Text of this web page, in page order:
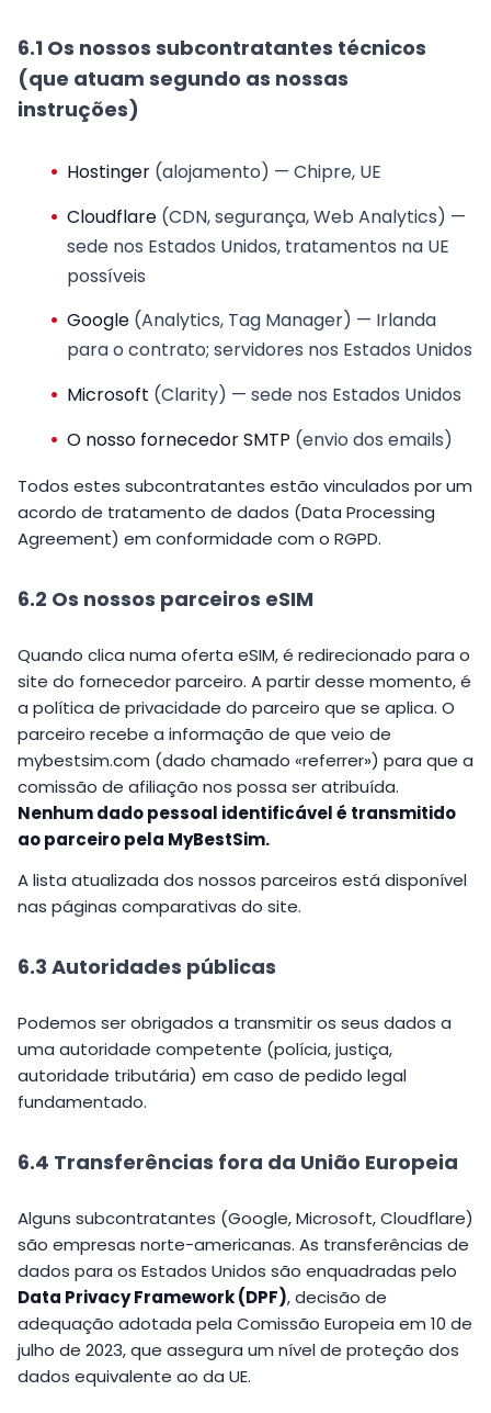
6.1 Os nossos subcontratantes técnicos
(que atuam segundo as nossas
instruções)
Hostinger (alojamento) — Chipre, UE
Cloudflare (CDN, segurança, Web Analytics) —
sede nos Estados Unidos, tratamentos na UE
possíveis
Google (Analytics, Tag Manager) — Irlanda
para o contrato; servidores nos Estados Unidos
Microsoft (Clarity) — sede nos Estados Unidos
O nosso fornecedor SMTP (envio dos emails)
Todos estes subcontratantes estão vinculados por um
acordo de tratamento de dados (Data Processing
Agreement) em conformidade com o RGPD.
6.2 Os nossos parceiros eSIM
Quando clica numa oferta eSIM, é redirecionado para o
site do fornecedor parceiro. A partir desse momento, é
a política de privacidade do parceiro que se aplica. O
parceiro recebe a informação de que veio de
mybestsim.com (dado chamado «referrer») para que a
comissão de afiliação nos possa ser atribuída.
Nenhum dado pessoal identificável é transmitido
ao parceiro pela MyBestSim.
A lista atualizada dos nossos parceiros está disponível
nas páginas comparativas do site.
6.3 Autoridades públicas
Podemos ser obrigados a transmitir os seus dados a
uma autoridade competente (polícia, justiça,
autoridade tributária) em caso de pedido legal
fundamentado.
6.4 Transferências fora da União Europeia
Alguns subcontratantes (Google, Microsoft, Cloudflare)
são empresas norte-americanas. As transferências de
dados para os Estados Unidos são enquadradas pelo
Data Privacy Framework (DPF), decisão de
adequação adotada pela Comissão Europeia em 10 de
julho de 2023, que assegura um nível de proteção dos
dados equivalente ao da UE.